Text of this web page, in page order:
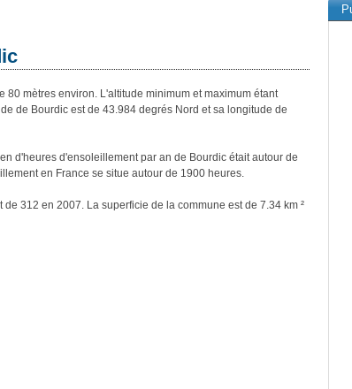
mètres environ. L'altitude minimum et maximum étant
de Bourdic est de 43.984 degrés Nord et sa longitude de
d'heures d'ensoleillement par an de Bourdic était autour de
en France se situe autour de 1900 heures.
312 en 2007. La superficie de la commune est de 7.34 km ²